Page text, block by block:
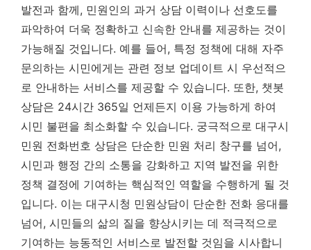
발전과 함께, 민원인의 과거 상담 이력이나 선호도를
파악하여 더욱 정확하고 신속한 안내를 제공하는 것이
가능해질 것입니다. 예를 들어, 특정 정책에 대해 자주
문의하는 시민에게는 관련 정보 업데이트 시 우선적으
로 안내하는 서비스를 제공할 수 있습니다. 또한, 챗봇
상담은 24시간 365일 언제든지 이용 가능하게 하여
시민 불편을 최소화할 수 있습니다. 궁극적으로 대구시
민원 전화번호 상담은 단순한 민원 처리 창구를 넘어,
시민과 행정 간의 소통을 강화하고 지역 발전을 위한
정책 결정에 기여하는 핵심적인 역할을 수행하게 될 것
입니다. 이는 대구시청 민원상담이 단순한 전화 응대를
넘어, 시민들의 삶의 질을 향상시키는 데 적극적으로
기여하는 능동적인 서비스로 발전할 것임을 시사합니